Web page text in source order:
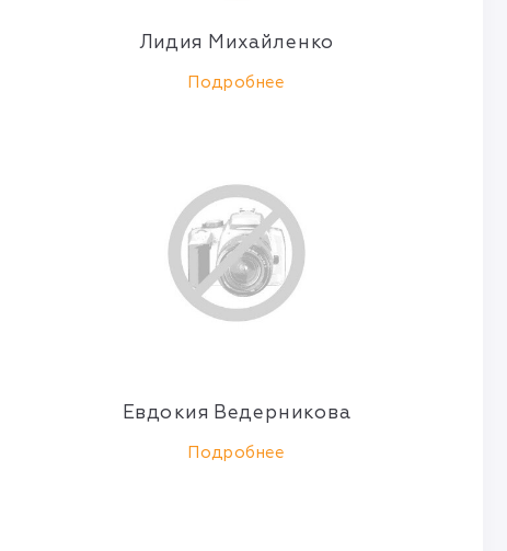
Лидия Михайленко
Подробнее
Евдокия Ведерникова
Подробнее